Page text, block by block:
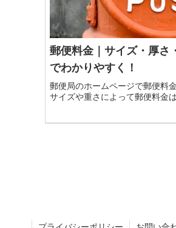
郵便料金｜サイズ・厚さ
でわかりやすく！
郵便局のホームページで郵便料
サイズや重さによって郵便料金